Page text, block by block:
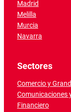
Madrid
Melilla
Murcia
Navarra
Sectores
Comercio y
Comunicaciones
Financiero